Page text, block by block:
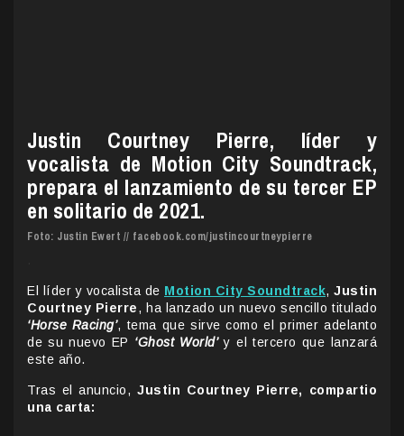
Justin Courtney Pierre, líder y
vocalista de Motion City Soundtrack,
prepara el lanzamiento de su tercer EP
en solitario de 2021.
Foto: Justin Ewert // facebook.com/justincourtneypierre
El líder y vocalista de Motion City Soundtrack, Justin
Courtney Pierre, ha lanzado un nuevo sencillo titulado
‘Horse Racing’, tema que sirve como el primer adelanto
de su nuevo EP ‘Ghost World’ y el tercero que lanzará
este año.
Tras el anuncio, Justin Courtney Pierre, compartio
una carta: